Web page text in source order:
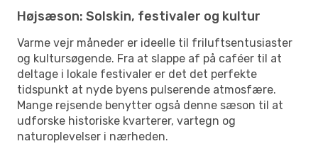
Højsæson: Solskin, festivaler og kultur
Varme vejr måneder er ideelle til friluftsentusiaster
og kultursøgende. Fra at slappe af på caféer til at
deltage i lokale festivaler er det det perfekte
tidspunkt at nyde byens pulserende atmosfære.
Mange rejsende benytter også denne sæson til at
udforske historiske kvarterer, vartegn og
naturoplevelser i nærheden.